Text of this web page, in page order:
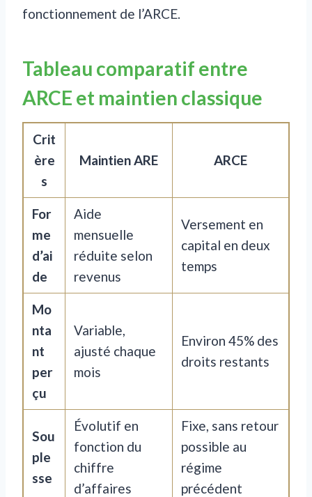
fonctionnement de l’ARCE.
Tableau comparatif entre
ARCE et maintien classique
Crit
ère
s
Maintien ARE ARCE
For
me
d’ai
de
Aide
mensuelle
réduite selon
revenus
Versement en
capital en deux
temps
Mo
nta
nt
per
çu
Variable,
ajusté chaque
mois
Environ 45% des
droits restants
Sou
ple
sse
Évolutif en
fonction du
chiffre
d’affaires
Fixe, sans retour
possible au
régime
précédent